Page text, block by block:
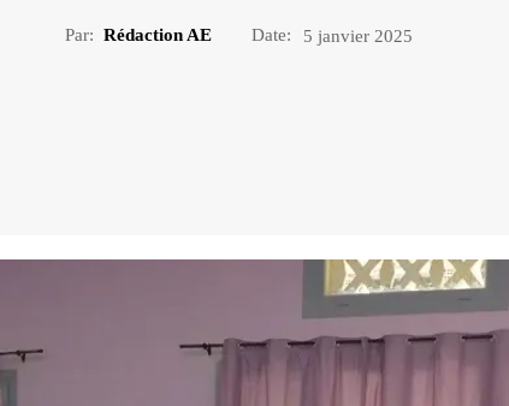
Par: Rédaction AE Date: 5 janvier 2025